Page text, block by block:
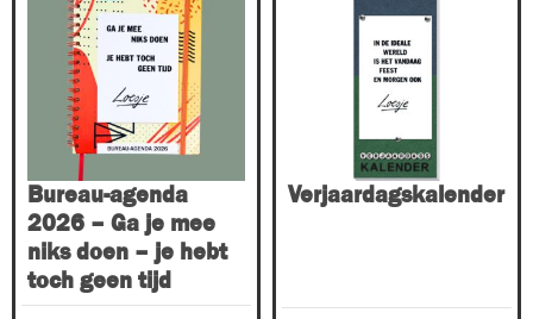
Bureau-agenda
2026 – Ga je mee
niks doen – je hebt
toch geen tijd
Verjaardagskalender